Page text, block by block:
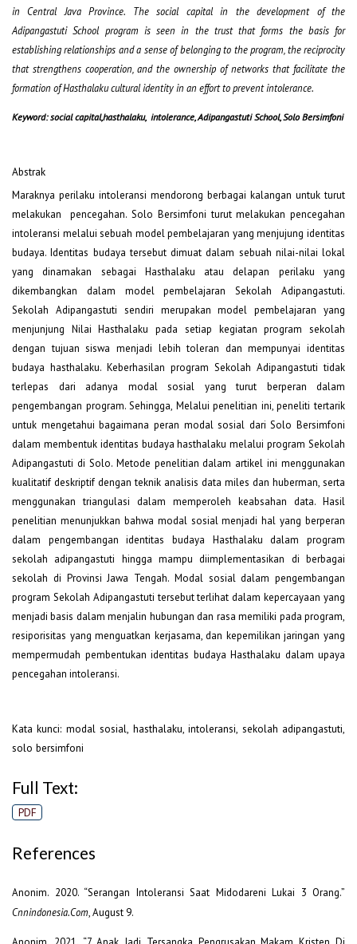
in Central Java Province. The social capital in the development of the
Adipangastuti School program is seen in the trust that forms the basis for
establishing relationships and a sense of belonging to the program, the reciprocity
that strengthens cooperation, and the ownership of networks that facilitate the
formation of Hasthalaku cultural identity in an effort to prevent intolerance.
Keyword: social capital,hasthalaku, intolerance, Adipangastuti School, Solo Bersimfoni
Abstrak
Maraknya perilaku intoleransi mendorong berbagai kalangan untuk turut
melakukan pencegahan. Solo Bersimfoni turut melakukan pencegahan
intoleransi melalui sebuah model pembelajaran yang menjujung identitas
budaya. Identitas budaya tersebut dimuat dalam sebuah nilai-nilai lokal
yang dinamakan sebagai Hasthalaku atau delapan perilaku yang
dikembangkan dalam model pembelajaran Sekolah Adipangastuti.
Sekolah Adipangastuti sendiri merupakan model pembelajaran yang
menjunjung Nilai Hasthalaku pada setiap kegiatan program sekolah
dengan tujuan siswa menjadi lebih toleran dan mempunyai identitas
budaya hasthalaku. Keberhasilan program Sekolah Adipangastuti tidak
terlepas dari adanya modal sosial yang turut berperan dalam
pengembangan program. Sehingga, Melalui penelitian ini, peneliti tertarik
untuk mengetahui bagaimana peran modal sosial dari Solo Bersimfoni
dalam membentuk identitas budaya hasthalaku melalui program Sekolah
Adipangastuti di Solo. Metode penelitian dalam artikel ini menggunakan
kualitatif deskriptif dengan teknik analisis data miles dan huberman, serta
menggunakan triangulasi dalam memperoleh keabsahan data. Hasil
penelitian menunjukkan bahwa modal sosial menjadi hal yang berperan
dalam pengembangan identitas budaya Hasthalaku dalam program
sekolah adipangastuti hingga mampu diimplementasikan di berbagai
sekolah di Provinsi Jawa Tengah. Modal sosial dalam pengembangan
program Sekolah Adipangastuti tersebut terlihat dalam kepercayaan yang
menjadi basis dalam menjalin hubungan dan rasa memiliki pada program,
resiporisitas yang menguatkan kerjasama, dan kepemilikan jaringan yang
mempermudah pembentukan identitas budaya Hasthalaku dalam upaya
pencegahan intoleransi.
Kata kunci: modal sosial, hasthalaku, intoleransi, sekolah adipangastuti,
solo bersimfoni
Full Text:
PDF
References
Anonim. 2020. “Serangan Intoleransi Saat Midodareni Lukai 3 Orang.”
Cnnindonesia.Com, August 9.